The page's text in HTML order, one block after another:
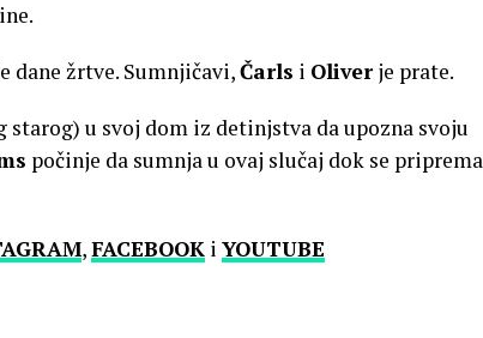
žrtve. Sumnjičavi,Čarls i Oliverje prate.
u svoj dom iz detinjstva da upozna svoju
počinje da sumnja u ovaj slučaj dok se priprema
,FACEBOOK i YOUTUBE